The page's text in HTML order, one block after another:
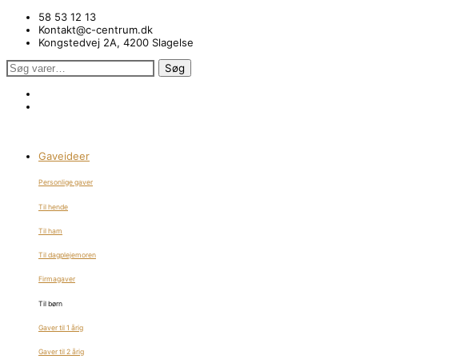
58 53 12 13
Kontakt@c-centrum.dk
Kongstedvej 2A, 4200 Slagelse
Søg
Søg
Gaveideer
Personlige gaver
Til hende
Til ham
Til dagplejemoren
Firmagaver
Til børn
Gaver til 1 årig
Gaver til 2 årig